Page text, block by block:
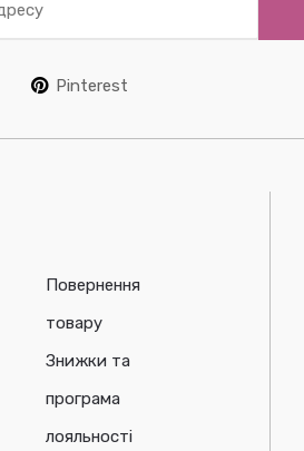
Pinterest
Повернення
товару
Знижки та
програма
лояльності